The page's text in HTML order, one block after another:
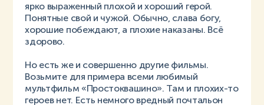
ярко выраженный плохой и хороший герой.
Понятные свой и чужой. Обычно, слава богу,
хорошие побеждают, а плохие наказаны. Всё
здорово.
Но есть же и совершенно другие фильмы.
Возьмите для примера всеми любимый
мультфильм «Простоквашино». Там и плохих-то
героев нет. Есть немного вредный почтальон